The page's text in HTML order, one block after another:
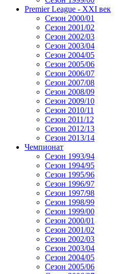
Premier League - XXI век
Сезон 2000/01
Сезон 2001/02
Сезон 2002/03
Сезон 2003/04
Сезон 2004/05
Сезон 2005/06
Сезон 2006/07
Сезон 2007/08
Сезон 2008/09
Сезон 2009/10
Сезон 2010/11
Сезон 2011/12
Сезон 2012/13
Сезон 2013/14
Чемпионат
Сезон 1993/94
Сезон 1994/95
Сезон 1995/96
Сезон 1996/97
Сезон 1997/98
Сезон 1998/99
Сезон 1999/00
Сезон 2000/01
Сезон 2001/02
Сезон 2002/03
Сезон 2003/04
Сезон 2004/05
Сезон 2005/06